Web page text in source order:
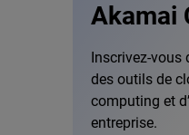
Akamai
Inscrivez-vous
des outils de
computing et
entreprise.